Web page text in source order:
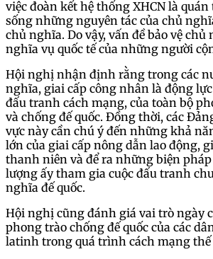
việc đoàn kết hệ thống XHCN là
sống những nguyên tác của chủ
chủ nghĩa. Do vậy, vấn đề bảo vệ
nghĩa vụ quốc tế của những người
Hội nghị nhận định rằng trong các
nghĩa, giai cấp công nhân là động
đấu tranh cách mạng, của toàn bộ
và chống đế quốc. Đồng thời, các
vực này cần chú ý đến những khả
lớn của giai cấp nông dẫn lao động,
thanh niên và để ra những biện
lượng ấy tham gia cuộc đấu tranh
nghĩa đế quốc.
Hội nghị cũng đánh giá vai trò ngày
phong trào chống đế quốc của các
latinh trong quá trình cách mạng thế